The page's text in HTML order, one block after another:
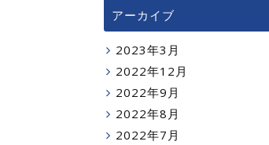
アーカイブ
2023年3月
2022年12月
2022年9月
2022年8月
2022年7月